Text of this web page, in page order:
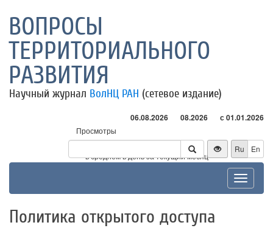
ВОПРОСЫ
ТЕРРИТОРИАЛЬНОГО
РАЗВИТИЯ
Научный журнал ВолНЦ РАН (сетевое издание)
06.08.2026 08.2026 с 01.01.2026
Просмотры
Посетители
* - в среднем в день за текущий месяц
Ru En
Toggle
Политика открытого доступа